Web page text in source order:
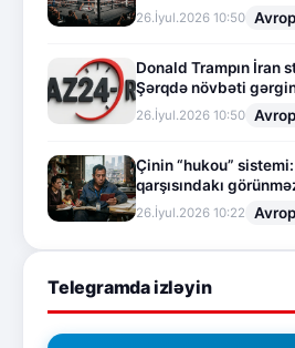
26.İyul.2026 10:50
Donald Trampın İran
Şərqdə növbəti
26.İyul.2026 10:50
Çinin “hukou”
qarşısındakı
26.İyul.2026 10:22
Telegramda izləyin